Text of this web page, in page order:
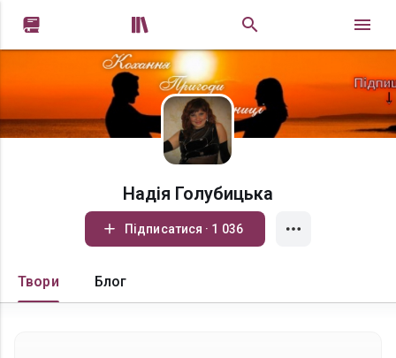
 
Надія Голубицька
Підписатися · 1 036
Твори Блог